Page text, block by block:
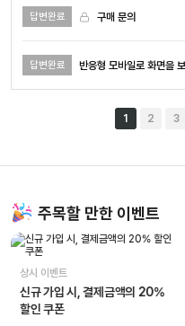
답변완료 구매 문의
답변완료 반응형 모바일로 화면을
1 2 3
주목할 만한 이벤트
상시 이벤트
신규 가입 시, 결제금액의 20%
할인 쿠폰